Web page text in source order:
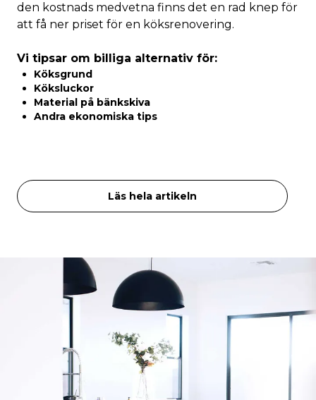
den kostnads medvetna finns det en rad knep för
att få ner priset för en köksrenovering.
Vi tipsar om billiga alternativ för:
Köksgrund
Köksluckor
Material på bänkskiva
Andra ekonomiska tips
Läs hela artikeln